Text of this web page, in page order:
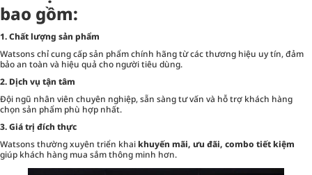
bao gồm:
1. Chất lượng sản phẩm
Watsons chỉ cung cấp sản phẩm chính hãng từ các thương hiệu uy tín, đảm
bảo an toàn và hiệu quả cho người tiêu dùng.
2. Dịch vụ tận tâm
Đội ngũ nhân viên chuyên nghiệp, sẵn sàng tư vấn và hỗ trợ khách hàng
chọn sản phẩm phù hợp nhất.
3. Giá trị đích thực
Watsons thường xuyên triển khaikhuyến mãi, ưu đãi, combo tiết kiệm
giúp khách hàng mua sắm thông minh hơn.